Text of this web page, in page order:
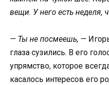
вещи. У него есть неделя,
— Ты не посмеешь, —
глаза сузились. В его
упрямство, которое
касалось интересов его